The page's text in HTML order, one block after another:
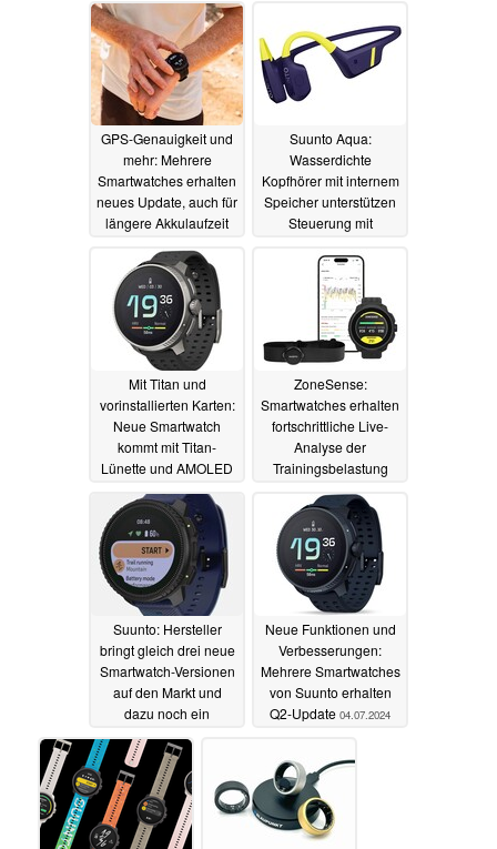
GPS-Genauigkeit und
mehr: Mehrere
Smartwatches erhalten
neues Update, auch für
längere Akkulaufzeit
Suunto Aqua:
Wasserdichte
Kopfhörer mit internem
Speicher unterstützen
Steuerung mit
und die Bewertung der
Technik10.12.2024
Mit Titan und
vorinstallierten Karten:
Neue Smartwatch
kommt mit Titan-
Lünette und AMOLED
08.10.2024
ZoneSense:
Smartwatches erhalten
fortschrittliche Live-
Analyse der
Trainingsbelastung
02.10.2024
Suunto: Hersteller
bringt gleich drei neue
Smartwatch-Versionen
auf den Markt und
dazu noch ein
Armband10.07.2024
Neue Funktionen und
Verbesserungen:
Mehrere Smartwatches
von Suunto erhalten
Q2-Update 04.07.2024